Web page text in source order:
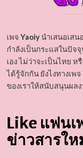
เพจ Yaoiyนำเสนอเสน
กำลังเป็นกระแสในปัจ
เอง ไม่ว่าจะเป็นไทย ห
ได้รู้จักกัน ยังไงทางเพจ
ของเราให้สนับสนุนผลง
Like แฟนเ
ข่าวสารให